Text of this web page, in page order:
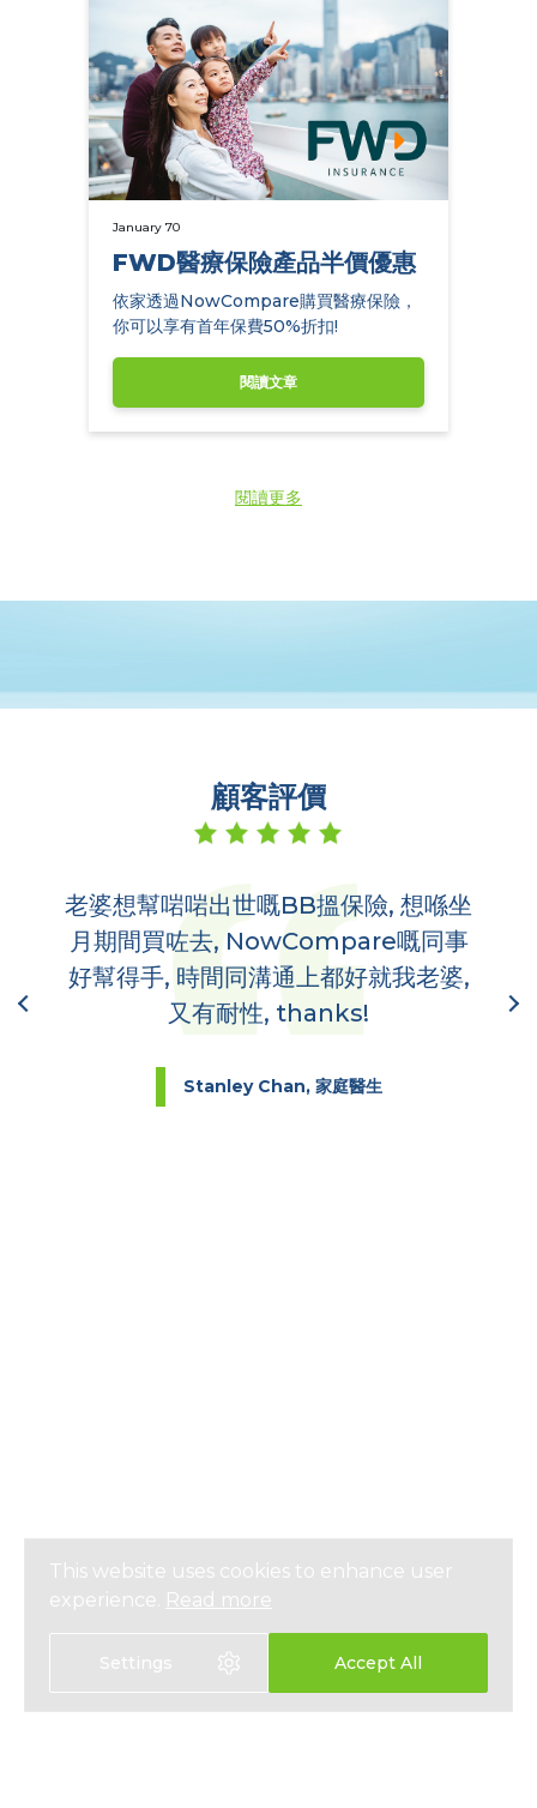
January 70
FWD醫療保險產品半價優惠
依家透過NowCompare購買醫療保險，
你可以享有首年保費50%折扣!
閱讀文章
閱讀更多
顧客評價
老婆想幫啱啱出世嘅BB搵保險, 想喺坐
月期間買咗去, NowCompare嘅同事
好幫得手, 時間同溝通上都好就我老婆,
又有耐性, thanks!
Stanley Chan, 家庭醫生
This website uses cookies to enhance user
experience. Read more
Settings Accept All